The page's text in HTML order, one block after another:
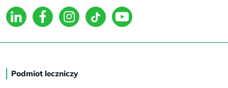
Podmiot leczniczy